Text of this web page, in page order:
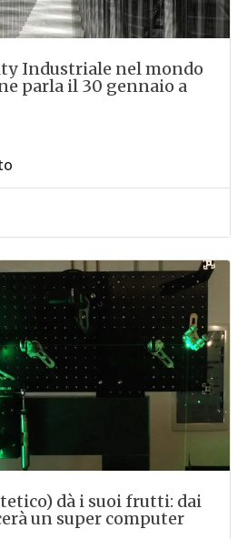
Industriale nel mondo
parla il 30 gennaio a
dà i suoi frutti: dai
un super computer